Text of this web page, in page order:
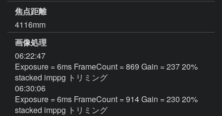
焦点距離
4116mm
画像処理
06:22:47
Exposure = 6ms FrameCount = 869 Gain = 237 20%
stacked imppg トリミング
06:30:06
Exposure = 6ms FrameCount = 914 Gain = 230 20%
stacked imppg トリミング